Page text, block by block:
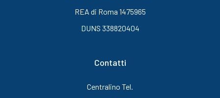
REA di Roma 1475965
DUNS 338820404
Contatti
Centralino Tel.